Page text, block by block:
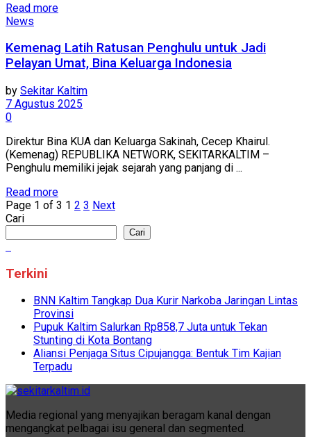
Read more
News
Kemenag Latih Ratusan Penghulu untuk Jadi
Pelayan Umat, Bina Keluarga Indonesia
by Sekitar Kaltim
7 Agustus 2025
0
Direktur Bina KUA dan Keluarga Sakinah, Cecep Khairul.
(Kemenag) REPUBLIKA NETWORK, SEKITARKALTIM –
Penghulu memiliki jejak sejarah yang panjang di ...
Read more
Page 1 of 3 1 2 3 Next
Cari
Cari
Terkini
BNN Kaltim Tangkap Dua Kurir Narkoba Jaringan Lintas
Provinsi
Pupuk Kaltim Salurkan Rp858,7 Juta untuk Tekan
Stunting di Kota Bontang
Aliansi Penjaga Situs Cipujangga: Bentuk Tim Kajian
Terpadu
Media regional yang menyajikan beragam kanal dengan
mengangkat pelbagai isu general dan segmented.